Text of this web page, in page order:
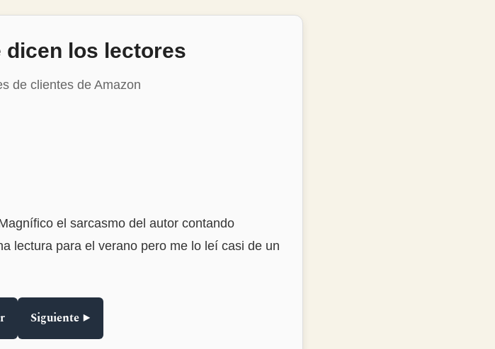
dicen los lectores
de clientes de Amazon
el sarcasmo del autor contando
lectura para el verano pero me lo leí casi de un
Siguiente ▶